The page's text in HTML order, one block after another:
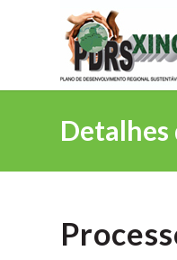
Detalhes